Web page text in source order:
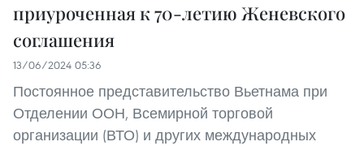
приуроченная к 70-летию Женевского
соглашения
13/06/2024 05:36
Постоянное представительство Вьетнама при
Отделении ООН, Всемирной торговой
организации (ВТО) и других международных